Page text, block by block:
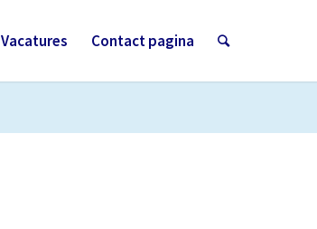
Vacatures Contact pagina